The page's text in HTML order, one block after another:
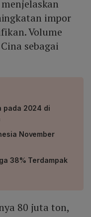
impor
Volume
sebagai
pada 2024 di
November
38% Terdampak
80 juta ton,